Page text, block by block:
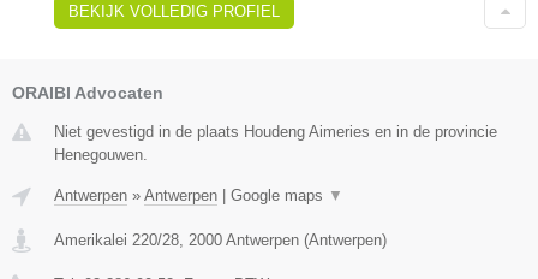
BEKIJK VOLLEDIG PROFIEL
ORAIBI Advocaten
Niet gevestigd in de plaats Houdeng Aimeries en in de provincie
Henegouwen.
Antwerpen » Antwerpen | Google maps ▼
Amerikalei 220/28 2000 Antwerpen (Antwerpen)